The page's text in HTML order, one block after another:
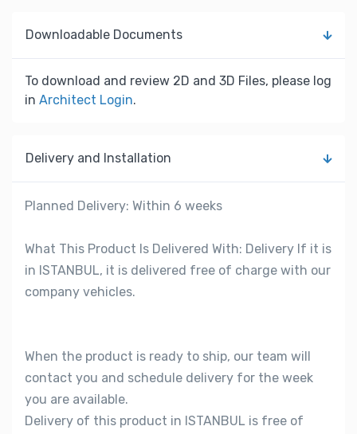
Downloadable Documents
To download and review 2D and 3D Files, please log
in Architect Login.
Delivery and Installation
Planned Delivery: Within 6 weeks
What This Product Is Delivered With: Delivery If it is
in ISTANBUL, it is delivered free of charge with our
company vehicles.
When the product is ready to ship, our team will
contact you and schedule delivery for the week
you are available.
Delivery of this product in ISTANBUL is free of